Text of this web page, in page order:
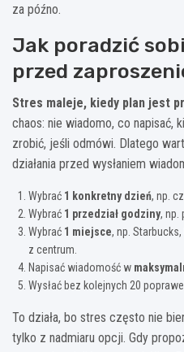
za późno.
Jak poradzić
przed
Stres maleje, kiedy plan jest
chaos: nie wiadomo, co napisać,
zrobić, jeśli odmówi. Dlatego
działania przed wysłaniem
Wybrać 1 konkretny dzień, np.
Wybrać 1 przedział godziny, np.
Wybrać 1 miejsce, np.
z centrum.
Napisać wiadomość w
Wysłać bez kolejnych 20
To działa, bo stres często nie
tylko z nadmiaru opcji. Gdy